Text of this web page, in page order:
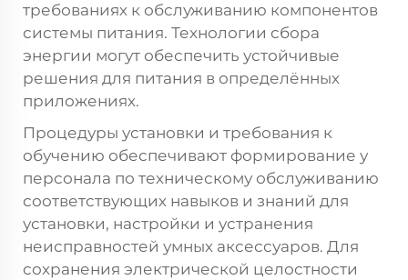
требованиях к обслуживанию компонентов
системы питания. Технологии сбора
энергии могут обеспечить устойчивые
решения для питания в определённых
приложениях.
Процедуры установки и требования к
обучению обеспечивают формирование у
персонала по техническому обслуживанию
соответствующих навыков и знаний для
установки, настройки и устранения
неисправностей умных аксессуаров. Для
сохранения электрической целостности